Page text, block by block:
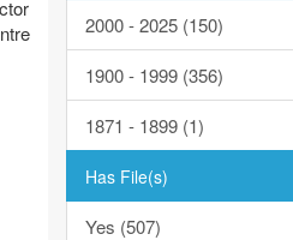
2000 - 2025 (150)
1900 - 1999 (356)
1871 - 1899 (1)
Has File(s)
Yes (507)